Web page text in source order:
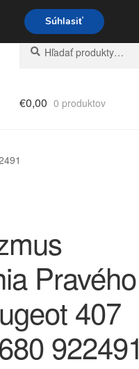
276
Hľadať:
Vyhľadávanie
€0,00 0 produktov
Pravého
407
922491
Súhlasiť